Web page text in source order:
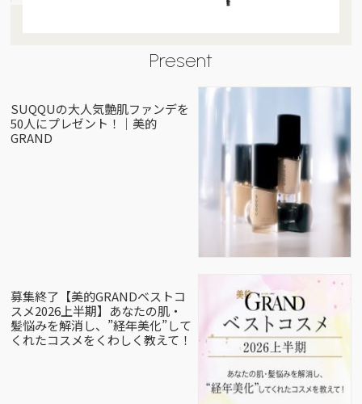
Present
SUQQUの大人気艶肌ファンデを
50人にプレゼント！｜美的
GRAND
募集終了【美的GRANDベストコ
スメ2026上半期】あなたの肌・
髪悩みを解消し、”経年美化”して
くれたコスメをくわしく教えて！